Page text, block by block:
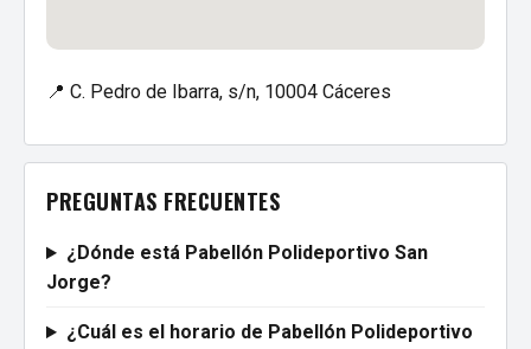
📍 C. Pedro de Ibarra, s/n, 10004 Cáceres
PREGUNTAS FRECUENTES
¿Dónde está Pabellón Polideportivo San
Jorge?
¿Cuál es el horario de Pabellón Polideportivo